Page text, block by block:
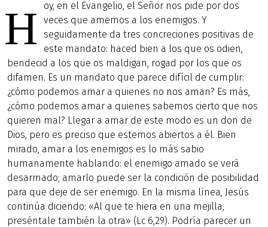
H
oy, en el Evangelio, el Señor nos pide por dos
veces que amemos a los enemigos. Y
seguidamente da tres concreciones positivas de
este mandato: haced bien a los que os odien,
bendecid a los que os maldigan, rogad por los que os
difamen. Es un mandato que parece difícil de cumplir:
¿cómo podemos amar a quienes no nos aman? Es más,
¿cómo podemos amar a quienes sabemos cierto que nos
quieren mal? Llegar a amar de este modo es un don de
Dios, pero es preciso que estemos abiertos a él. Bien
mirado, amar a los enemigos es lo más sabio
humanamente hablando: el enemigo amado se verá
desarmado; amarlo puede ser la condición de posibilidad
para que deje de ser enemigo. En la misma línea, Jesús
continúa diciendo: «Al que te hiera en una mejilla,
preséntale también la otra» (Lc 6,29). Podría parecer un